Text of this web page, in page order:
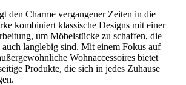
den Charme vergangener Zeiten in die
kombiniert klassische Designs mit einer
um Möbelstücke zu schaffen, die
langlebig sind. Mit einem Fokus auf
Wohnaccessoires bietet
Produkte, die sich in jedes Zuhause